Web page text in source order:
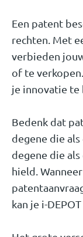
Een patent
rechten. Met
verbieden
of te
je innovatie te
Bedenk dat
degene die
degene die
hield.
kan je i-